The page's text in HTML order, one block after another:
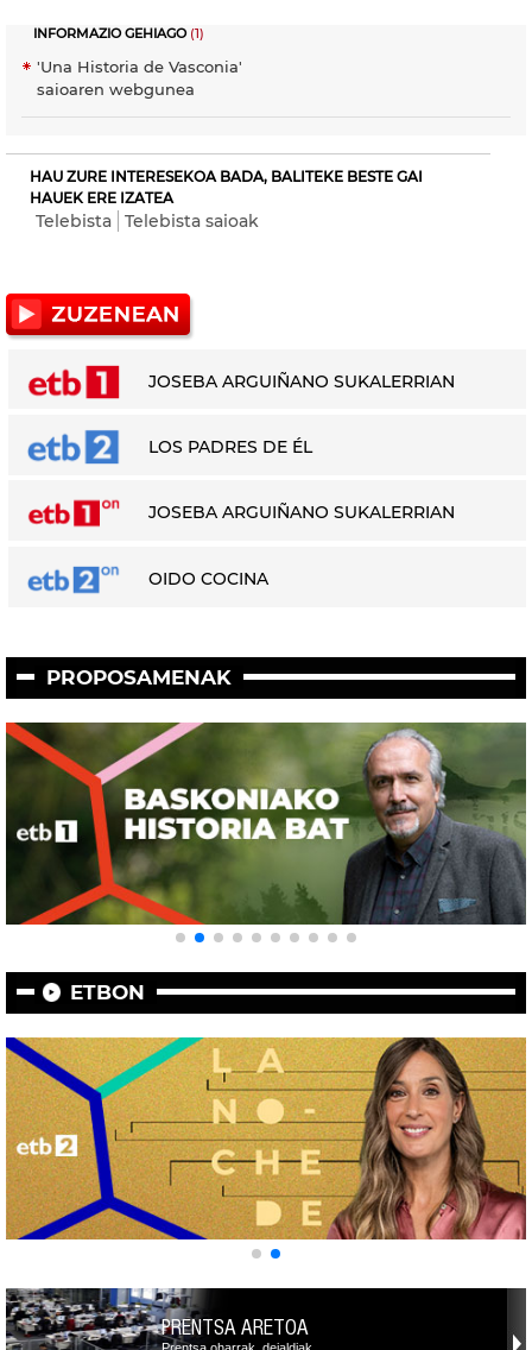
INFORMAZIO GEHIAGO(1)
'Una Historia de Vasconia'
saioaren webgunea
HAU ZURE INTERESEKOA BADA, BALITEKE BESTE GAI
HAUEK ERE IZATEA
Telebista Telebista saioak
JOSEBA ARGUIÑANO SUKALERRIAN
LOS PADRES DE ÉL
JOSEBA ARGUIÑANO SUKALERRIAN
OIDO COCINA
PROPOSAMENAK
ETBON
PRENTSA ARETOA